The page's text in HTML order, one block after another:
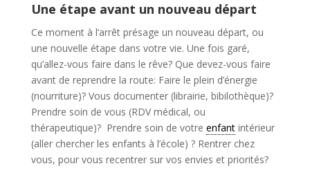
Une étape avant un nouveau départ
Ce moment à l’arrêt présage un nouveau départ, ou
une nouvelle étape dans votre vie. Une fois garé,
qu’allez-vous faire dans le rêve? Que devez-vous faire
avant de reprendre la route: Faire le plein d’énergie
(nourriture)? Vous documenter (librairie, bibilothèque)?
Prendre soin de vous (RDV médical, ou
thérapeutique)? Prendre soin de votre enfantintérieur
(aller chercher les enfants à l’école) ? Rentrer chez
vous, pour vous recentrer sur vos envies et priorités?